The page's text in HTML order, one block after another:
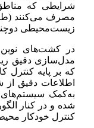
مصرف می‌کنند
زیست‌محیطی
در کشت‌های نوین
مدل‌سازی دقیق
که بر پایه کنترل
اطلاعات دقیق
شده و در کنار
کنترل خودکار